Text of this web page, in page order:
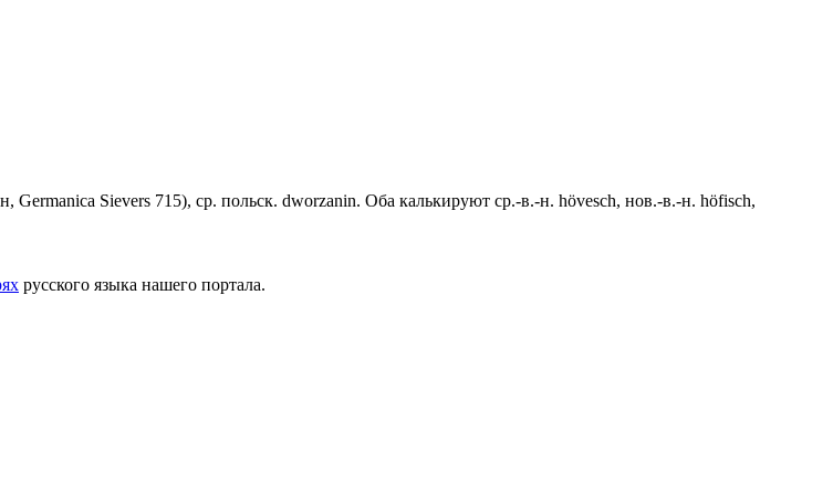
Sievers 715), ср. польск. dworzanin. Оба калькируют ср.-в.-н. hövesch, нов.-в.-н. höfisch,
русского языка нашего портала.